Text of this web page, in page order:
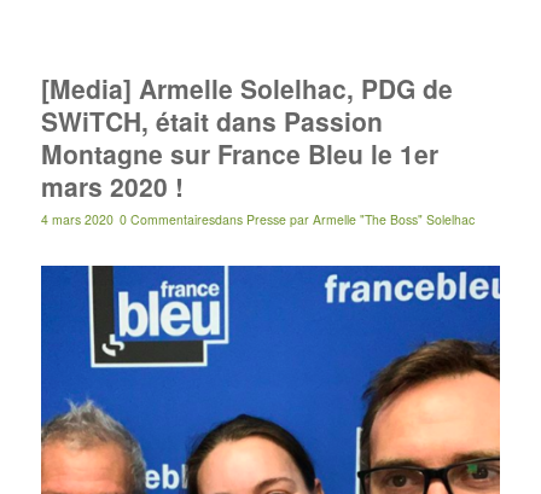
[Media] Armelle Solelhac, PDG de
SWiTCH, était dans Passion
Montagne sur France Bleu le 1er
mars 2020 !
4 mars 2020 0 Commentairesdans Presse par Armelle "The Boss" Solelhac